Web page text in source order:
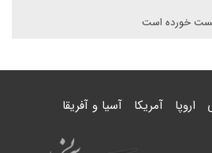
خورده است
اروپا آمریکا آسیا و آفریقا